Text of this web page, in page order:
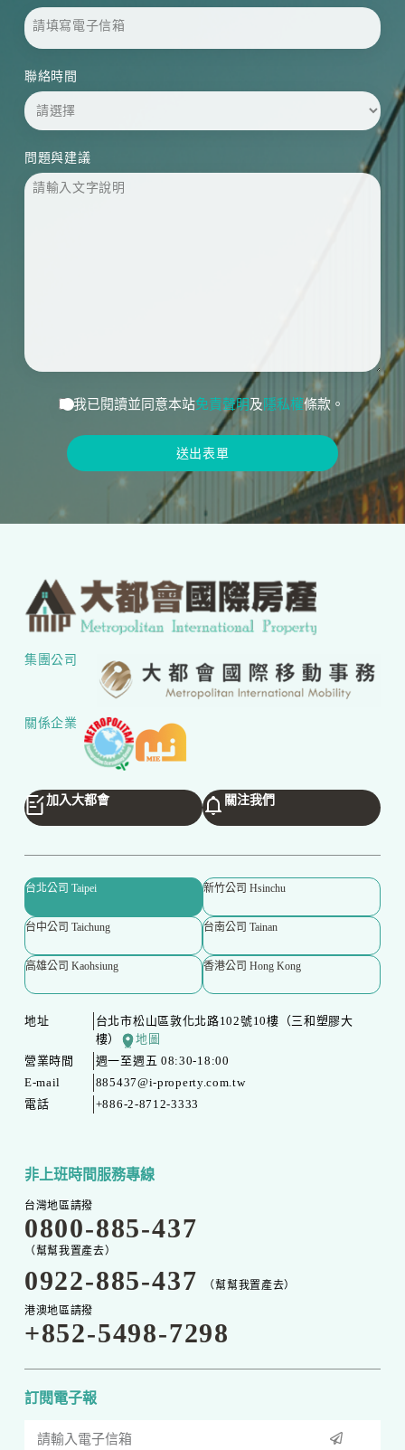
聯絡時間
問題與建議
我已閱讀並同意本站免責聲明 及隱私權條款。
送出表單
集團公司
關係企業
加入大都會 關注我們
台北公司 Taipei 新竹公司 Hsinchu
台中公司 Taichung 台南公司 Tainan
高雄公司 Kaohsiung 香港公司 Hong Kong
地址
台北市松山區敦化北路102號10樓（三和塑膠大
樓）
地圖
營業時間
週一至週五 08:30-18:00
E-mail
885437@i-property.com.tw
電話
+886-2-8712-3333
非上班時間服務專線
台灣地區請撥
0800-885-437
（幫幫我置產去）
0922-885-437
（幫幫我置產去）
港澳地區請撥
+852-5498-7298
訂閱電子報